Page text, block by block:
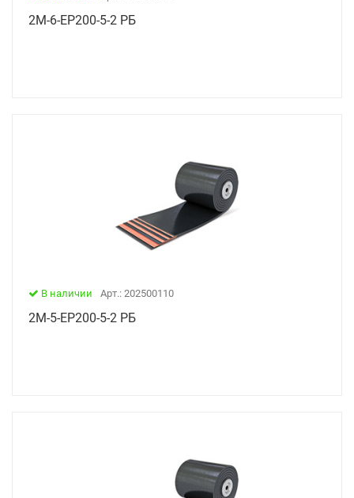
2М-6-ЕР200-5-2 РБ
В наличии Арт.: 202500110
2М-5-ЕР200-5-2 РБ